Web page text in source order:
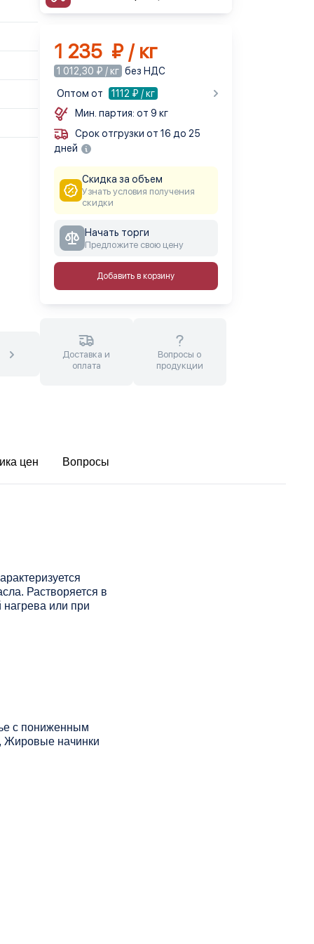
1 235 ₽ / кг
1 012,30 ₽ / кг без НДС
Оптом от
1112 ₽ / кг
Мин. партия: от 9 кг
Срок отгрузки от 16 до 25
дней
Скидка за объем
Узнать условия получения
скидки
Начать торги
Предложите свою цену
Добавить в корзину
Доставка и
оплата
Вопросы о
продукции
цен Вопросы
Растворяется в
или при
с пониженным
Жировые начинки